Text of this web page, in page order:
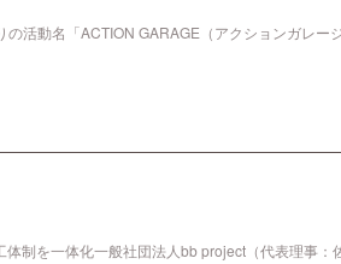
活動名「ACTION GARAGE（アクションガレー
制を一体化一般社団法人bb project（代表理事：